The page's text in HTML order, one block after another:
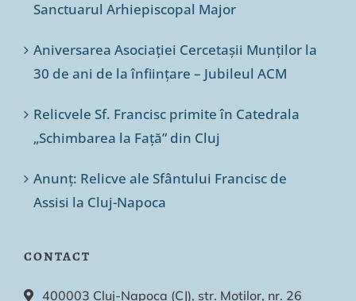
Sanctuarul Arhiepiscopal Major
Aniversarea Asociației Cercetașii Munților la
30 de ani de la înființare – Jubileul ACM
Relicvele Sf. Francisc primite în Catedrala
„Schimbarea la Față” din Cluj
Anunț: Relicve ale Sfântului Francisc de
Assisi la Cluj-Napoca
CONTACT
400003 Cluj-Napoca (CJ), str. Moților, nr. 26